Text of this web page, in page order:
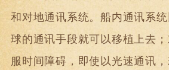
和对地通讯系统。船内通讯系
球的通讯手段就可以移植上去
服时间障碍，即使以光速通讯